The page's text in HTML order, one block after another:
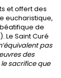
et offert des
eucharistique,
de
Le Saint Curé
pas
des
sacrifice que